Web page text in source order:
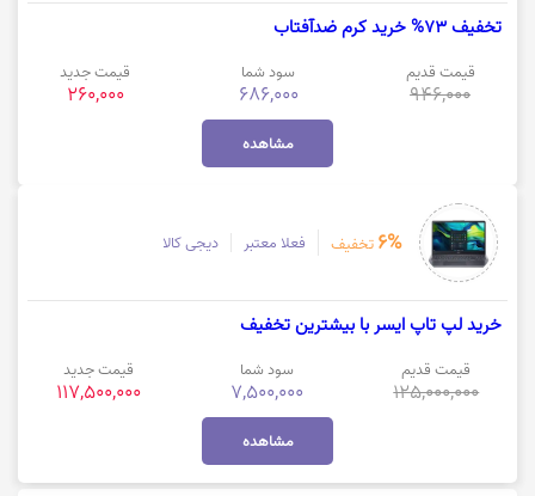
تخفیف 73% خرید کرم ضدآفتاب
قیمت قدیم
946,000
سود شما
686,000
قیمت جدید
260,000
مشاهده
6% تخفیف فعلا معتبر دیجی کالا
خرید لپ تاپ ایسر با بیشترین تخفیف
قیمت قدیم
125,000,000
سود شما
7,500,000
قیمت جدید
117,500,000
مشاهده